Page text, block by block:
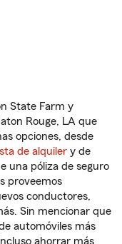
State Farm y
Rouge, LA que
opciones, desde
de alquiler y de
una póliza de seguro
proveemos
conductores,
Sin mencionar que
automóviles más
ahorrar más